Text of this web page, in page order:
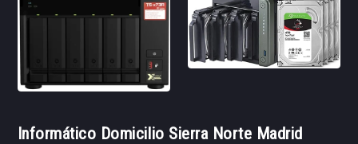
Informático Domicilio Sierra Norte Madrid